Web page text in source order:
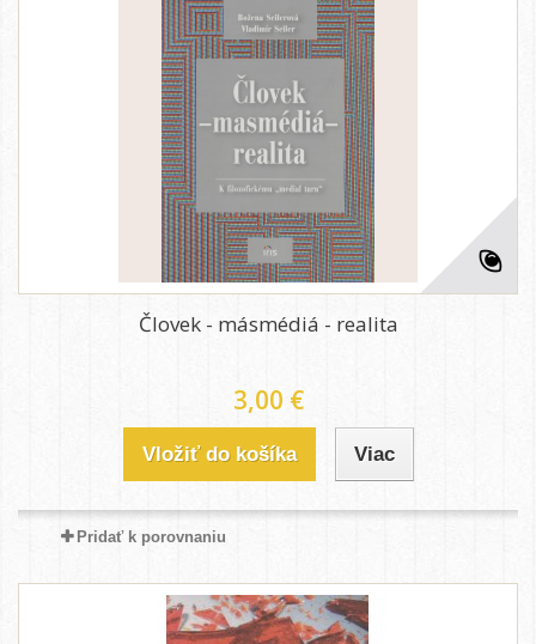
Človek - másmédiá - realita
3,00 €
Vložiť do košíka Viac
Pridať k porovnaniu